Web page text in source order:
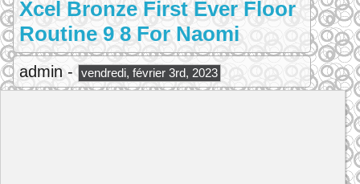
Xcel Bronze First Ever Floor
Routine 9 8 For Naomi
admin - vendredi, février 3rd, 2023